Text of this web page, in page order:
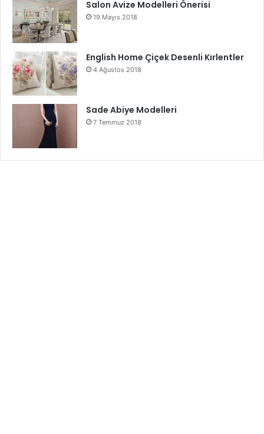
Salon Avize Modelleri Önerisi
19 Mayıs 2018
English Home Çiçek Desenli Kırlentler
4 Ağustos 2018
Sade Abiye Modelleri
7 Temmuz 2018